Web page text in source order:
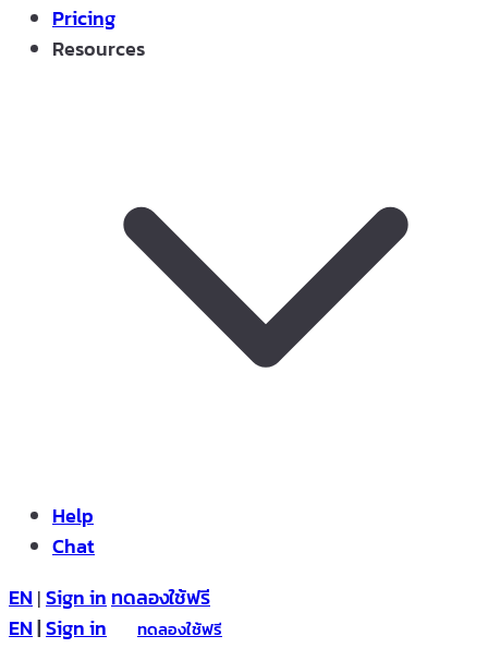
Pricing
Resources
Help
Chat
EN | Sign in ทดลองใช้ฟรี
EN|Sign in
ทดลองใช้ฟรี